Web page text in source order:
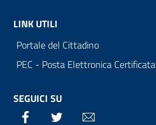
LINK UTILI
Portale del Cittadino
PEC - Posta Elettronica Certificata
SEGUICI SU
Facebook Twitter